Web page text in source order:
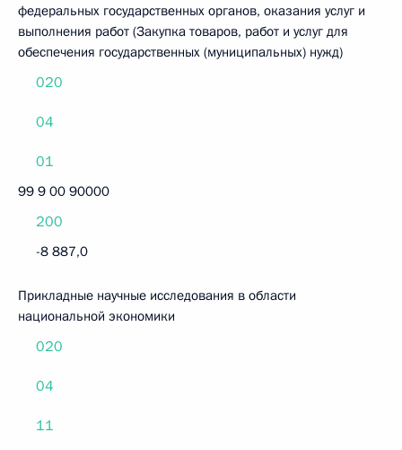
федеральных государственных органов, оказания услуг и
выполнения работ (Закупка товаров, работ и услуг для
обеспечения государственных (муниципальных) нужд)
020
04
01
99 9 00 90000
200
-8 887,0
Прикладные научные исследования в области
национальной экономики
020
04
11